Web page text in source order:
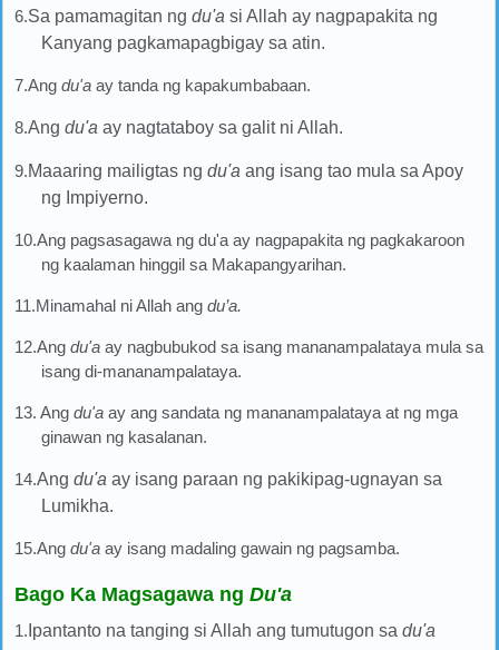
6.Sa pamamagitan ng du'a si Allah ay nagpapakita ng
Kanyang pagkamapagbigay sa atin.
7.Ang du'a ay tanda ng kapakumbabaan.
8.Ang du'a ay nagtataboy sa galit ni Allah.
9.Maaaring mailigtas ng du'a ang isang tao mula sa Apoy
ng Impiyerno.
10.Ang pagsasagawa ng du'a ay nagpapakita ng pagkakaroon
ng kaalaman hinggil sa Makapangyarihan.
11.Minamahal ni Allah ang du’a.
12.Ang du'a ay nagbubukod sa isang mananampalataya mula sa
isang di-mananampalataya.
13. Ang du'a ay ang sandata ng mananampalataya at ng mga
ginawan ng kasalanan.
14.Ang du'a ay isang paraan ng pakikipag-ugnayan sa
Lumikha.
15.Ang du'a ay isang madaling gawain ng pagsamba.
Bago Ka Magsagawa ng Du'a
1. Ipantanto na tanging si Allah ang tumutugon sa du'a